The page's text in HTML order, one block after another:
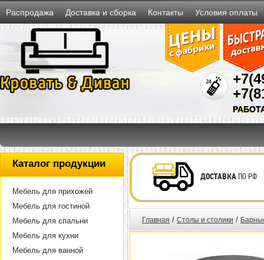
Распродажа Доставка и сборка Контакты Условия оплаты
Каталог продукции
Мебель для прихожей
Мебель для гостиной
Мебель для спальни
Мебель для кухни
Мебель для ванной
ДОСТАВКАПО РФ
Главная / Столы и столики /